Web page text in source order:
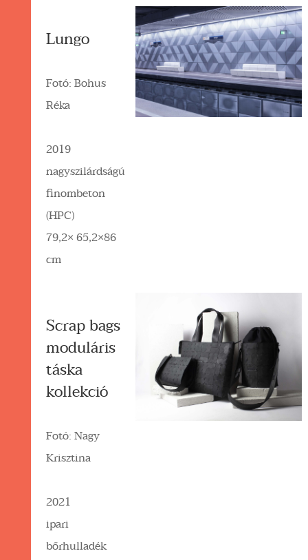
Lungo
Fotó: Bohus
Réka
2019
nagyszilárdságú
finombeton
(HPC)
79,2× 65,2×86
cm
Scrap bags
moduláris
táska
kollekció
Fotó: Nagy
Krisztina
2021
ipari
bőrhulladék